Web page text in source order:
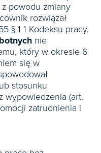
powodu zmiany
rozwiązał
§ 1 1 Kodeksu pracy.
nie
który w okresie 6
się w
stosunku
wypowiedzenia (art.
zatrudnienia i